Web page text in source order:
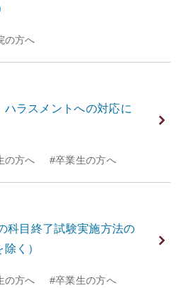
の方へ
ラスメントへの対応に
の方へ #卒業生の方へ
科目終了試験実施方法の
く）
の方へ #卒業生の方へ